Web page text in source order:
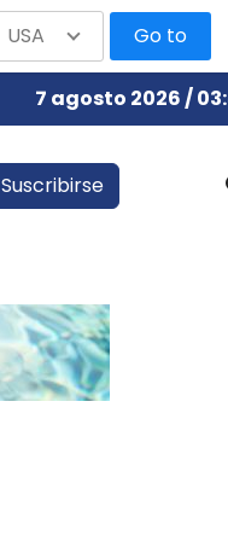
7 agosto 2026 /
Suscribirse
USA Go to